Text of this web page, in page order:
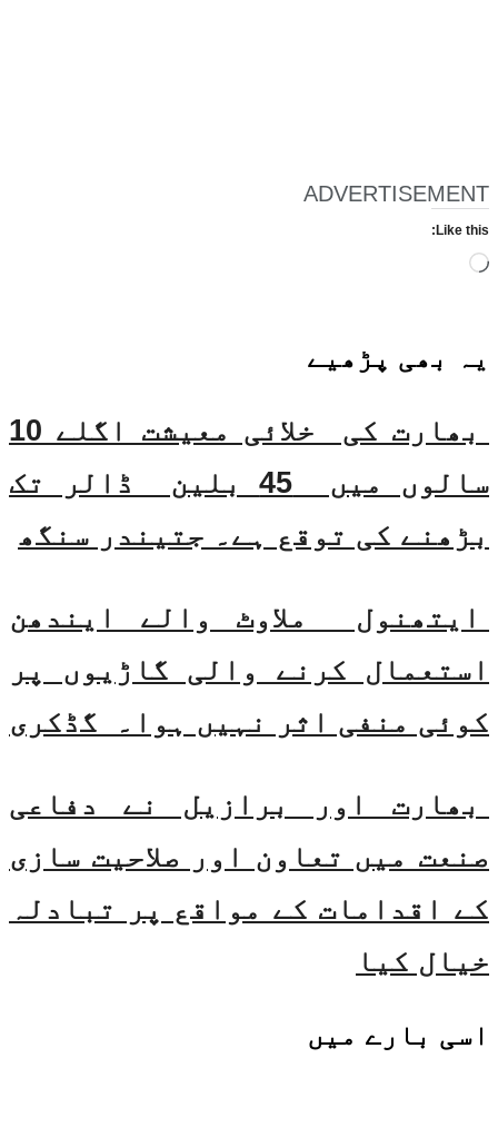
ADVERTISEMENT
Like this:
Loading…
یہ بھی پڑھیے
بھارت کی خلائی معیشت اگلے 10
سالوں میں 45 بلین ڈالر تک
بڑھنے کی توقع ہے۔ جتیندر سنگھ
ایتھنول ملاوٹ والے ایندھن
استعمال کرنے والی گاڑیوں پر
کوئی منفی اثر نہیں ہوا۔ گڈکری
بھارت اور برازیل نے دفاعی
صنعت میں تعاون اور صلاحیت سازی
کے اقدامات کے مواقع پر تبادلہ
خیال کیا
اسی بارے میں